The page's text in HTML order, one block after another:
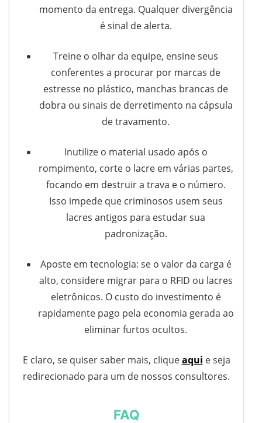
momento da entrega. Qualquer divergência
é sinal de alerta.
Treine o olhar da equipe, ensine seus
conferentes a procurar por marcas de
estresse no plástico, manchas brancas de
dobra ou sinais de derretimento na cápsula
de travamento.
Inutilize o material usado após o
rompimento, corte o lacre em várias partes,
focando em destruir a trava e o número.
Isso impede que criminosos usem seus
lacres antigos para estudar sua
padronização.
Aposte em tecnologia: se o valor da carga é
alto, considere migrar para o RFID ou lacres
eletrônicos. O custo do investimento é
rapidamente pago pela economia gerada ao
eliminar furtos ocultos.
E claro, se quiser saber mais, cliqueaqui e seja
redirecionado para um de nossos consultores.
FAQ